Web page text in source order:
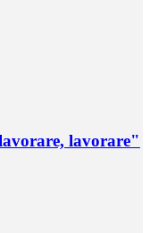
lavorare"